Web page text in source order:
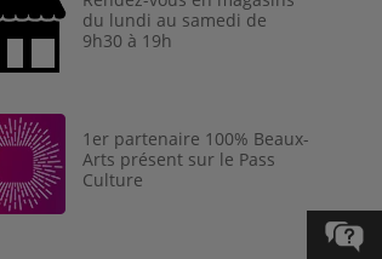
du lundi au samedi de
9h30 à 19h
1er partenaire 100% Beaux-
Arts présent sur le Pass
Culture